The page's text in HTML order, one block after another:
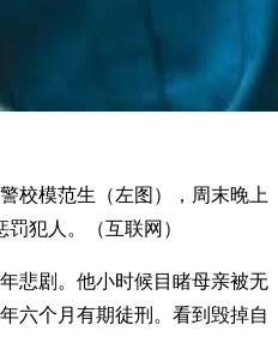
校模范生（左图），周末晚上
犯人。（互联网）
悲剧。他小时候目睹母亲被无
六个月有期徒刑。看到毁掉自